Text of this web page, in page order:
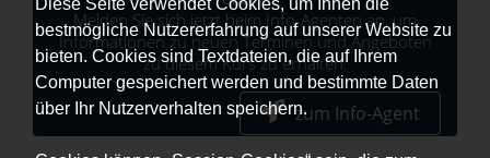
bestmögliche Nutzererfahrung auf unserer Website zu
bieten. Cookies sind Textdateien, die auf Ihrem
Computer gespeichert werden und bestimmte Daten
über Ihr Nutzerverhalten speichern.
Melden Sie sich jetzt beim Info-Agenten an, um
Informationen zu neuen Terminen und Angeboten
zu diesem Kurs zu erhalten.
zum Info-Agent